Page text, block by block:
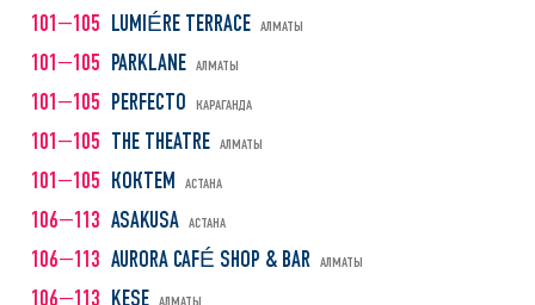
101—105 LUMIÉRE TERRACE АЛМАТЫ
101—105 PARKLANE АЛМАТЫ
101—105 PERFECTO КАРАГАНДА
101—105 THE THEATRE АЛМАТЫ
101—105 КОКТЕМ АСТАНА
106—113 ASAKUSA АСТАНА
106—113 AURORA CAFÉ SHOP & BAR АЛМАТЫ